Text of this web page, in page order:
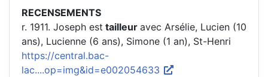
RECENSEMENTS
r. 1911. Joseph est tailleur avec Arsélie, Lucien (10
ans), Lucienne (6 ans), Simone (1 an), St-Henri
https://central.bac-
lac....op=img&id=e002054633